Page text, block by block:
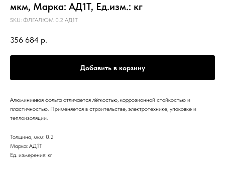
мкм, Марка: АД1Т, Ед.изм.: кг
SKU: ФЛГАЛЮМ 0.2 АД1Т
356 684 р.
Добавить в корзину
Алюминиевая фольга отличается лёгкостью, коррозионной стойкостью и
пластичностью. Применяется в строительстве, электротехнике, упаковке и
теплоизоляции.
Толщина, мкм: 0.2
Марка: АД1Т
Ед. измерения: кг